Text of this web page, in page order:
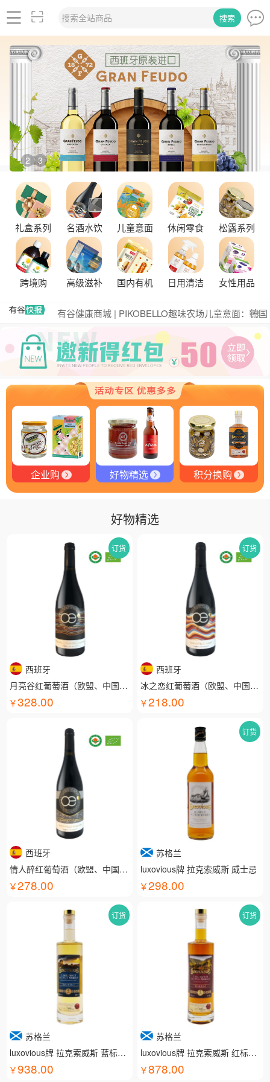
搜索全站商品 搜索
2 / 3
礼盒系列 名酒水饮 儿童意面 休闲零食 松露系列
跨境购 高级滋补 国内有机 日用清洁 女性用品
更多
式，共筑大健康产业有机生态新未来
有谷健康商城 | PIKOBELLO趣味农场儿童意面：德国
匠心打造的无盐健康新主张
有谷健康 | PIKOBELLO牌儿童意面：健康与美味的完
美结合
探寻黑钻奥秘：有谷健康与塞尔维亚黑松露的完美邂
逅
探秘塞尔维亚黑松露：舌尖上的黑钻石
品味卓越，OE 中欧有机双认证红酒的独特魅力
品味拉克索威斯威士忌，邂逅独特酒韵
舌尖上的塞尔维亚黑松露，你了解多少？
探秘塞尔维亚松露的独特魅力
黑松露的热量是多少？
企业购 好物精选 积分换购
好物精选
订货
西班牙
月亮谷红葡萄酒（欧盟、中国有机认证）
328.00
订货
西班牙
冰之恋红葡萄酒（欧盟、中国有机认证）
218.00
西班牙
情人醉红葡萄酒（欧盟、中国有机认证）
278.00
订货
苏格兰
luxovious牌 拉克索威斯 威士忌
298.00
订货
苏格兰
luxovious牌 拉克索威斯 蓝标威士忌
938.00
订货
苏格兰
luxovious牌 拉克索威斯 红标威士忌
878.00